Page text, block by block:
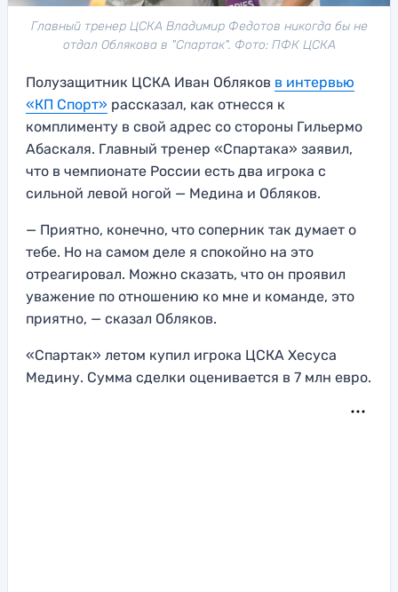
Главный тренер ЦСКА Владимир Федотов никогда бы не
отдал Облякова в "Спартак". Фото: ПФК ЦСКА
Полузащитник ЦСКА Иван Обляков в интервью
«КП Спорт» рассказал, как отнесся к
комплименту в свой адрес со стороны Гильермо
Абаскаля. Главный тренер «Спартака» заявил,
что в чемпионате России есть два игрока с
сильной левой ногой — Медина и Обляков.
— Приятно, конечно, что соперник так думает о
тебе. Но на самом деле я спокойно на это
отреагировал. Можно сказать, что он проявил
уважение по отношению ко мне и команде, это
приятно, — сказал Обляков.
«Спартак» летом купил игрока ЦСКА Хесуса
Медину. Сумма сделки оценивается в 7 млн евро.